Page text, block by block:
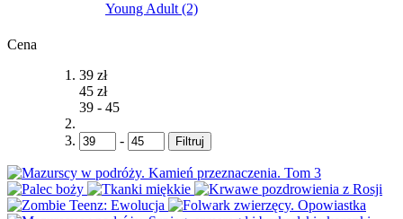
Young Adult (2)
Cena
39 zł
45 zł
39 - 45
- Filtruj